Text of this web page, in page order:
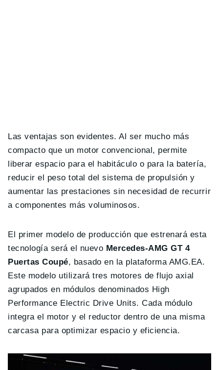
Las ventajas son evidentes. Al ser mucho más
compacto que un motor convencional, permite
liberar espacio para el habitáculo o para la batería,
reducir el peso total del sistema de propulsión y
aumentar las prestaciones sin necesidad de recurrir
a componentes más voluminosos.
El primer modelo de producción que estrenará esta
tecnología será el nuevo Mercedes-AMG GT 4
Puertas Coupé, basado en la plataforma AMG.EA.
Este modelo utilizará tres motores de flujo axial
agrupados en módulos denominados High
Performance Electric Drive Units. Cada módulo
integra el motor y el reductor dentro de una misma
carcasa para optimizar espacio y eficiencia.